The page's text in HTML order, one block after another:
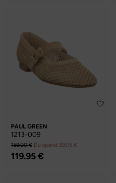
PAUL GREEN
1213-009
159.00 € Du sparst 39.05 €
119.95 €